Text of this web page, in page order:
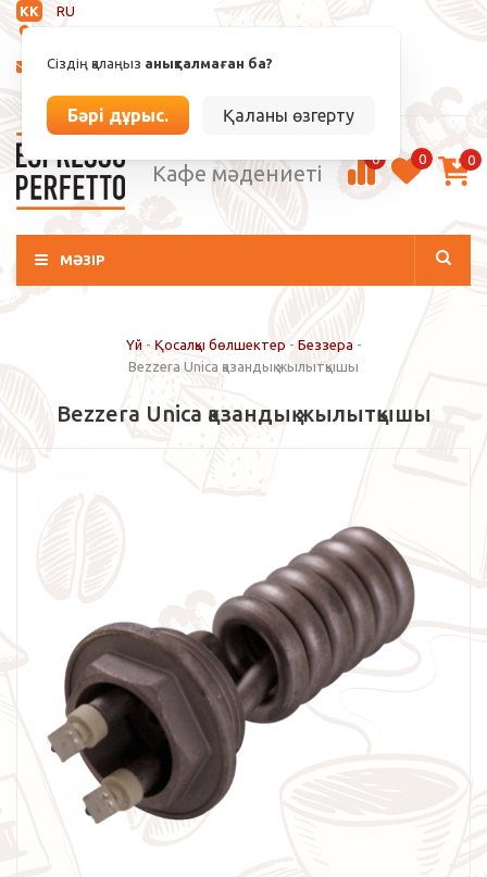
KK
RU
Сіздің қалаңыз анықталмаған ба?
Бәрі дұрыс. Қаланы өзгерту
info@espressoperfetto.kz
Кафе мәдениеті
0 0 0
МӘЗІР
Үй- Қосалқы бөлшектер - Беззера -
Bezzera Unica қазандық жылытқышы
Bezzera Unica қазандық жылытқышы